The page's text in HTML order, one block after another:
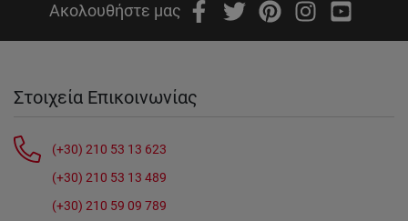
Ακολουθήστε μας
Στοιχεία Επικοινωνίας
(+30) 210 53 13 623
(+30) 210 53 13 489
(+30) 210 59 09 789